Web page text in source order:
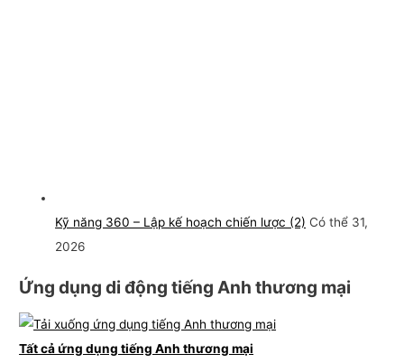
Kỹ năng 360 – Lập kế hoạch chiến lược (2) Có thể 31,
2026
Ứng dụng di động tiếng Anh thương mại
Tất cả ứng dụng tiếng Anh thương mại